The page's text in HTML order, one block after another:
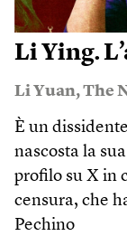
Li Ying.
Li Yuan,The
È un
nascosta la
profilo su X in
censura, che
Pechino